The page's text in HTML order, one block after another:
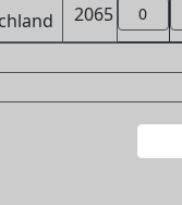
2065 0